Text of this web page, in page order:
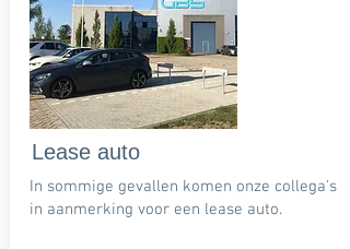
Lease auto
In sommige gevallen komen onze collega's
in aanmerking voor een lease auto.